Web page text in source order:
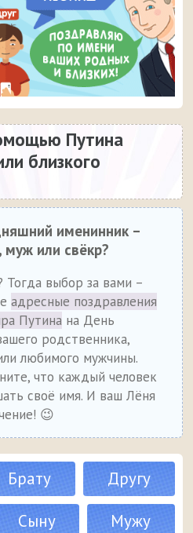
Путина
близкого
именинник –
муж или свёкр?
Тогда выбор за вами –
адресные поздравления
Путина на День
родственника,
любимого мужчины.
что каждый человек
своё имя. И ваш Лёня
😉
Брату
Другу
Сыну
Мужу